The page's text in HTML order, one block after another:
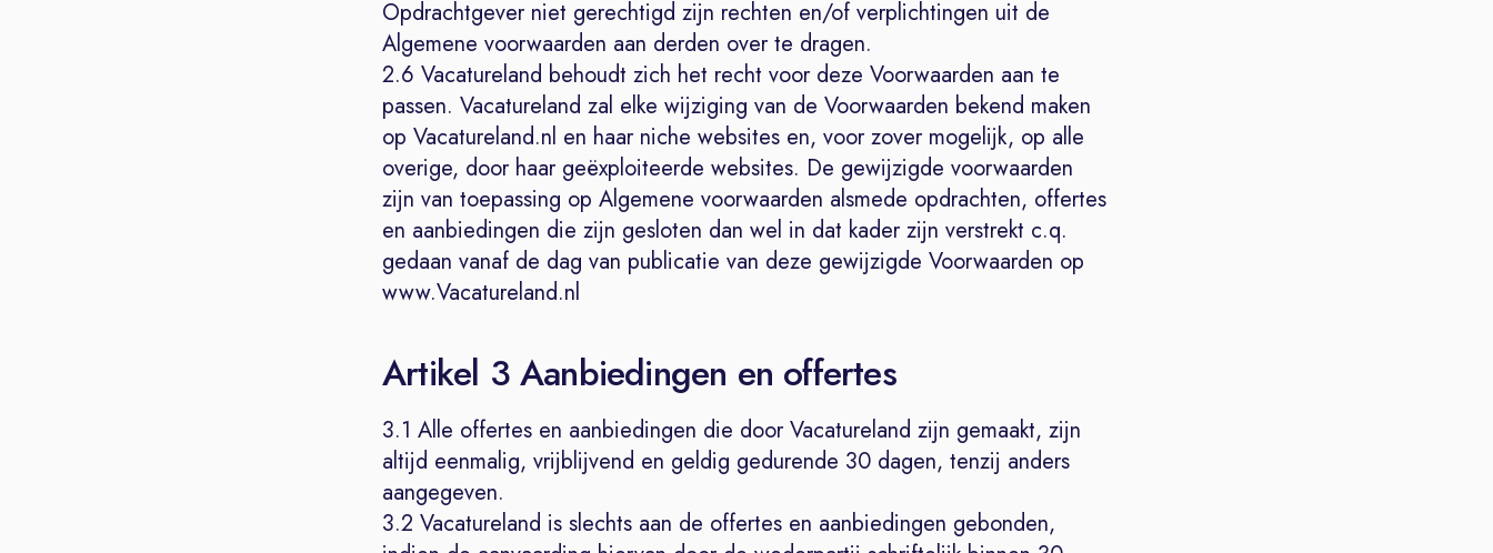
Opdrachtgever niet gerechtigd zijn rechten en/of verplichtingen uit de
Algemene voorwaarden aan derden over te dragen.
2.6 Vacatureland behoudt zich het recht voor deze Voorwaarden aan te
passen. Vacatureland zal elke wijziging van de Voorwaarden bekend maken
op Vacatureland.nl en haar niche websites en, voor zover mogelijk, op alle
overige, door haar geëxploiteerde websites. De gewijzigde voorwaarden
zijn van toepassing op Algemene voorwaarden alsmede opdrachten, offertes
en aanbiedingen die zijn gesloten dan wel in dat kader zijn verstrekt c.q.
gedaan vanaf de dag van publicatie van deze gewijzigde Voorwaarden op
www.Vacatureland.nl
Artikel 3 Aanbiedingen en offertes
3.1 Alle offertes en aanbiedingen die door Vacatureland zijn gemaakt, zijn
altijd eenmalig, vrijblijvend en geldig gedurende 30 dagen, tenzij anders
aangegeven.
3.2 Vacatureland is slechts aan de offertes en aanbiedingen gebonden,